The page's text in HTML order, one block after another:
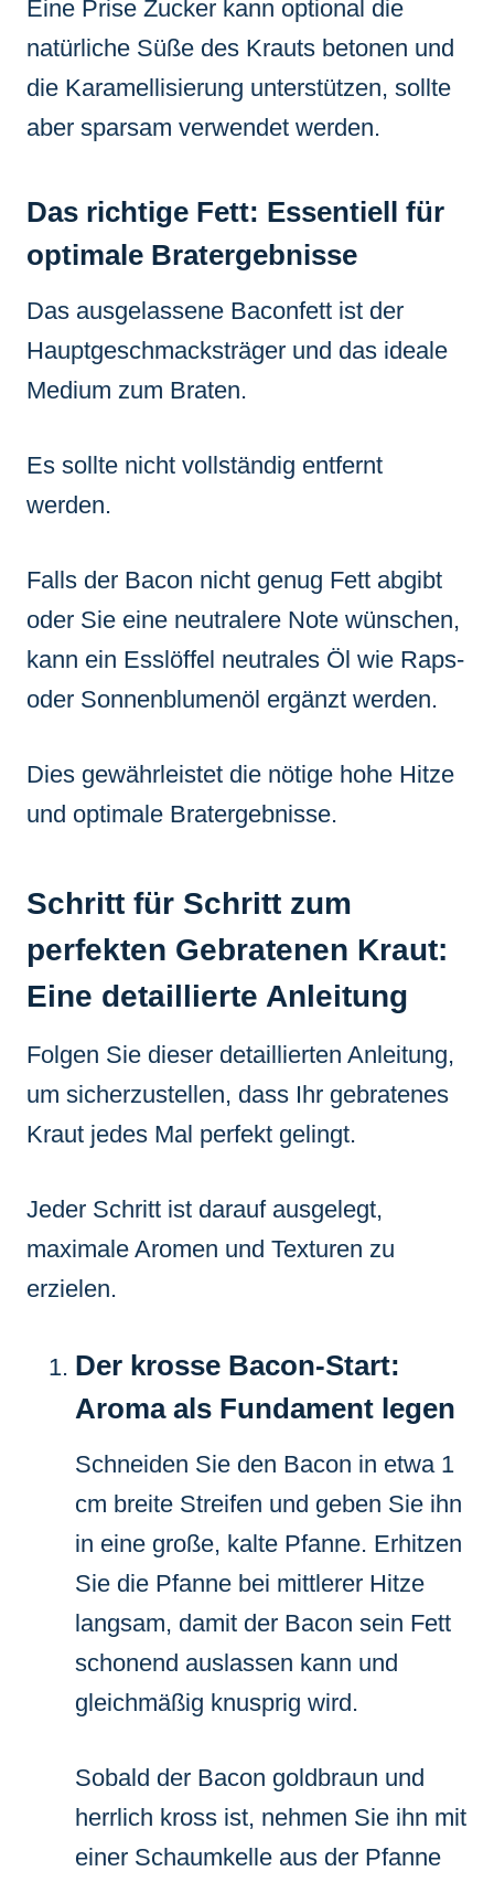
Eine Prise Zucker kann optional die
natürliche Süße des Krauts betonen und
die Karamellisierung unterstützen, sollte
aber sparsam verwendet werden.
Das richtige Fett: Essentiell für
optimale Bratergebnisse
Das ausgelassene Baconfett ist der
Hauptgeschmacksträger und das ideale
Medium zum Braten.
Es sollte nicht vollständig entfernt
werden.
Falls der Bacon nicht genug Fett abgibt
oder Sie eine neutralere Note wünschen,
kann ein Esslöffel neutrales Öl wie Raps-
oder Sonnenblumenöl ergänzt werden.
Dies gewährleistet die nötige hohe Hitze
und optimale Bratergebnisse.
Schritt für Schritt zum
perfekten Gebratenen Kraut:
Eine detaillierte Anleitung
Folgen Sie dieser detaillierten Anleitung,
um sicherzustellen, dass Ihr gebratenes
Kraut jedes Mal perfekt gelingt.
Jeder Schritt ist darauf ausgelegt,
maximale Aromen und Texturen zu
erzielen.
Der krosse Bacon-Start:
Aroma als Fundament legen
Schneiden Sie den Bacon in etwa 1
cm breite Streifen und geben Sie ihn
in eine große, kalte Pfanne. Erhitzen
Sie die Pfanne bei mittlerer Hitze
langsam, damit der Bacon sein Fett
schonend auslassen kann und
gleichmäßig knusprig wird.
Sobald der Bacon goldbraun und
herrlich kross ist, nehmen Sie ihn mit
einer Schaumkelle aus der Pfanne